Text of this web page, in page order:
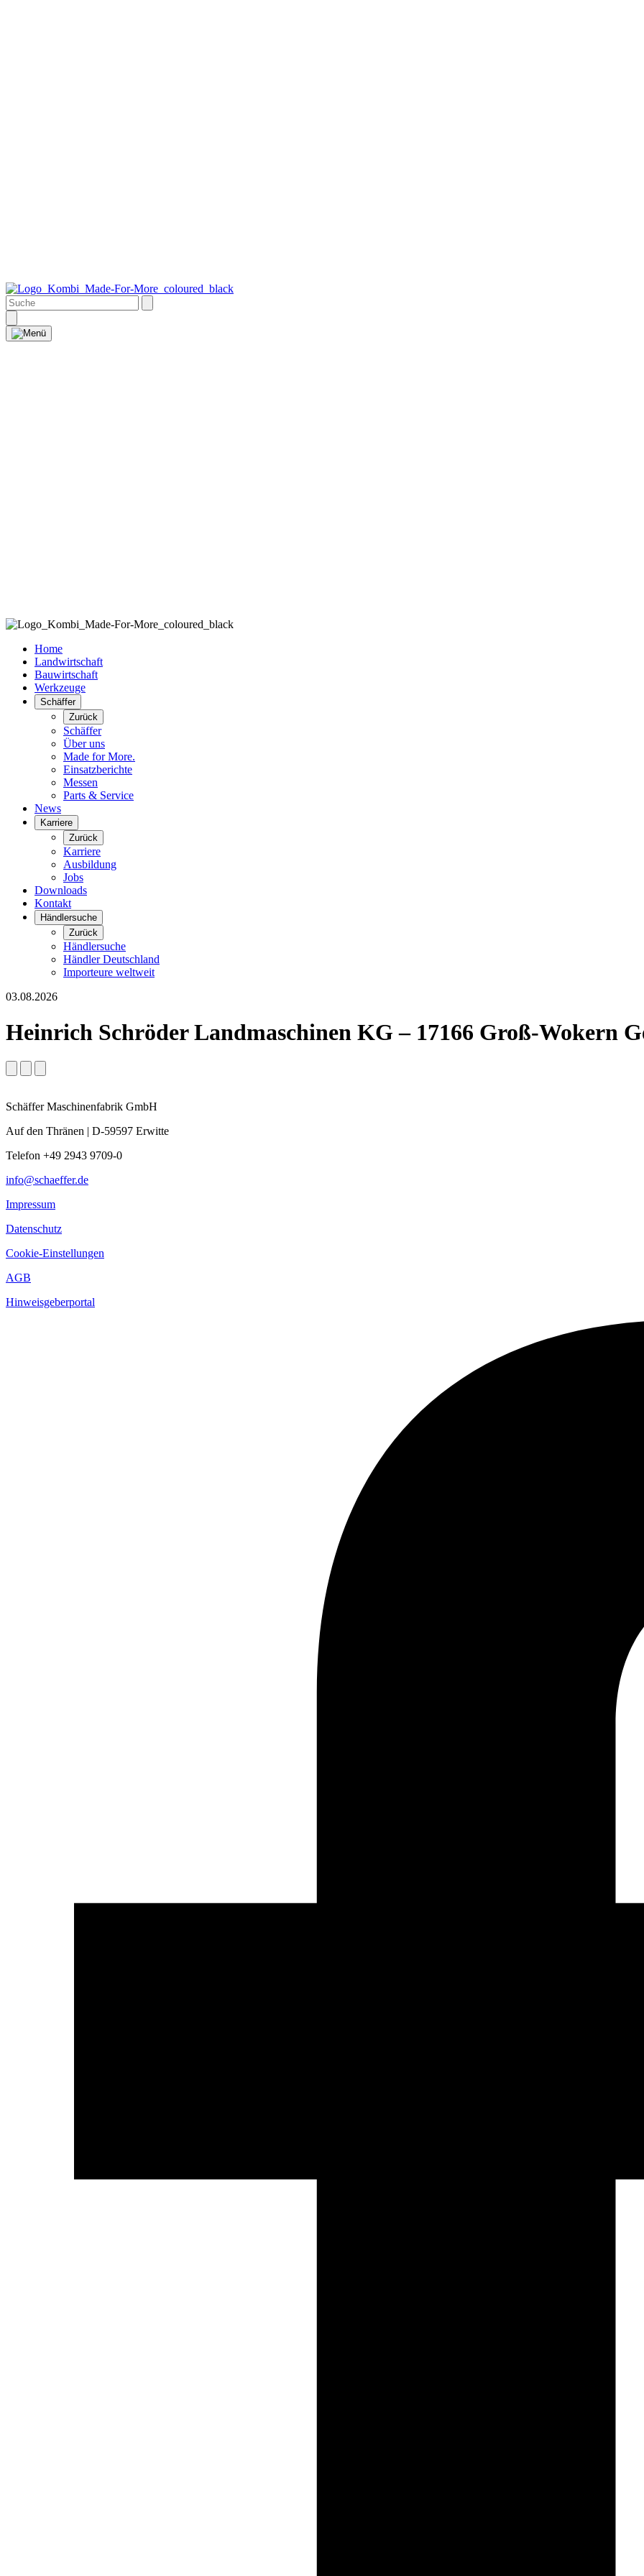
Home
Landwirtschaft
Bauwirtschaft
Werkzeuge
Schäffer
Zurück
Schäffer
Über uns
Made for More.
Einsatzberichte
Messen
Parts & Service
News
Karriere
Zurück
Karriere
Ausbildung
Jobs
Downloads
Kontakt
Händlersuche
Zurück
Händlersuche
Händler Deutschland
Importeure weltweit
03.08.2026
Heinrich Schröder Landmaschinen KG – 17166 Groß-Wokern
Schäffer Maschinenfabrik GmbH
Auf den Thränen | D-59597 Erwitte
Telefon +49 2943 9709-0
info@schaeffer.de
Impressum
Datenschutz
Cookie-Einstellungen
AGB
Hinweisgeberportal